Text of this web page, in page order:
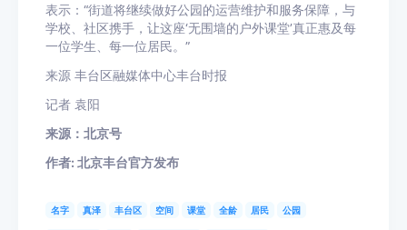
表示：“街道将继续做好公园的运营维护和服务保障，与
学校、社区携手，让这座‘无围墙的户外课堂’真正惠及每
一位学生、每一位居民。”
来源 丰台区融媒体中心丰台时报
记者 袁阳
来源：北京号
作者: 北京丰台官方发布
名字 真泽 丰台区 空间 课堂 全龄 居民 公园